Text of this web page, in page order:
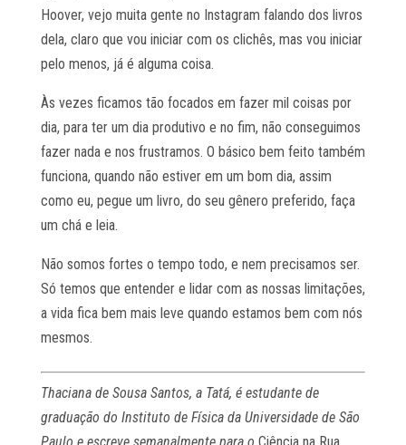
Hoover, vejo muita gente no Instagram falando dos livros
dela, claro que vou iniciar com os clichês, mas vou iniciar
pelo menos, já é alguma coisa.
Às vezes ficamos tão focados em fazer mil coisas por
dia, para ter um dia produtivo e no fim, não conseguimos
fazer nada e nos frustramos. O básico bem feito também
funciona, quando não estiver em um bom dia, assim
como eu, pegue um livro, do seu gênero preferido, faça
um chá e leia.
Não somos fortes o tempo todo, e nem precisamos ser.
Só temos que entender e lidar com as nossas limitações,
a vida fica bem mais leve quando estamos bem com nós
mesmos.
Thaciana de Sousa Santos, a Tatá, é estudante de
graduação do Instituto de Física da Universidade de São